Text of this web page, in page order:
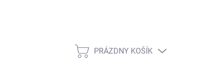
NÁKUPNÝ
PRÁZDNY KOŠÍK